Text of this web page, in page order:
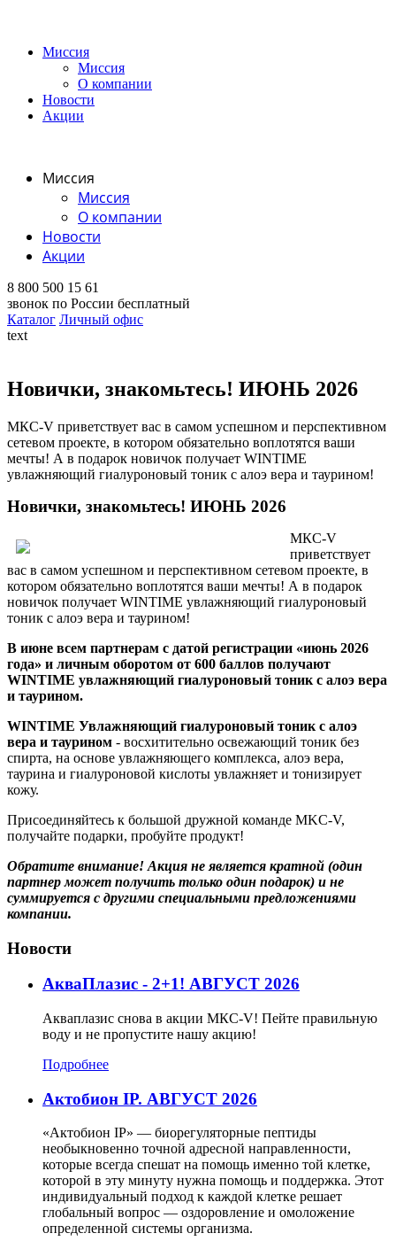
Миссия
Миссия
О компании
Новости
Акции
Миссия
Миссия
О компании
Новости
Акции
8 800 500 15 61
звонок по России бесплатный
Каталог Личный офис
text
Новички, знакомьтесь! ИЮНЬ 2026
МКС-V приветствует вас в самом успешном и перспективном
сетевом проекте, в котором обязательно воплотятся ваши
мечты! А в подарок новичок получает WINTIME
увлажняющий гиалуроновый тоник с алоэ вера и таурином!
Новички, знакомьтесь! ИЮНЬ 2026
МКС-V
приветствует
вас в самом успешном и перспективном сетевом проекте, в
котором обязательно воплотятся ваши мечты! А в подарок
новичок получает WINTIME увлажняющий гиалуроновый
тоник с алоэ вера и таурином!
В июне всем партнерам с датой регистрации «июнь 2026
года» и личным оборотом от 600 баллов получают
WINTIME увлажняющий гиалуроновый тоник с алоэ вера
и таурином.
WINTIME Увлажняющий гиалуроновый тоник с алоэ
вера и таурином - восхитительно освежающий тоник без
спирта, на основе увлажняющего комплекса, алоэ вера,
таурина и гиалуроновой кислоты увлажняет и тонизирует
кожу.
Присоединяйтесь к большой дружной команде MKC-V,
получайте подарки, пробуйте продукт!
Обратите внимание! Акция не является кратной (один
партнер может получить только один подарок) и не
суммируется с другими специальными предложениями
компании.
Новости
АкваПлазис - 2+1! АВГУСТ 2026
Акваплазис снова в акции МКС-V! Пейте правильную
воду и не пропустите нашу акцию!
Подробнее
Актобион IP. АВГУСТ 2026
«Актобион IP» — биорегуляторные пептиды
необыкновенно точной адресной направленности,
которые всегда спешат на помощь именно той клетке,
которой в эту минуту нужна помощь и поддержка. Этот
индивидуальный подход к каждой клетке решает
глобальный вопрос — оздоровление и омоложение
определенной системы организма.